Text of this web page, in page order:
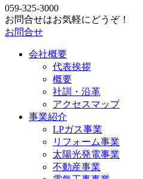
059-325-3000
お問合せはお気軽にどうぞ！
お問合せ
会社概要
代表挨拶
概要
社訓・沿革
アクセスマップ
事業紹介
LPガス事業
リフォーム事業
太陽光発電事業
不動産事業